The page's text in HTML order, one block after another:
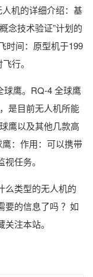
机的详细介绍：基
念技术验证”计划的
时间：原型机于199
行。
球鹰。RQ-4 全球鹰
是目前无人机所能
鹰以及其他几款高
：作用：可以携带
任务。
么类型的无人机的
要的信息了吗 ？如
注本站。